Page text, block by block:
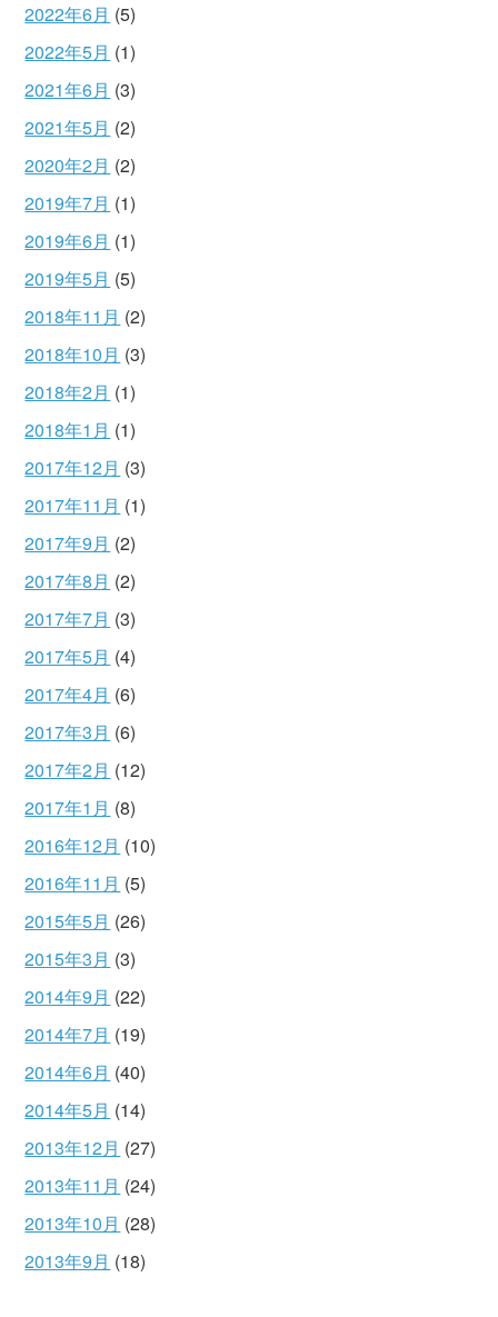
2022年6月 (5)
2022年5月 (1)
2021年6月 (3)
2021年5月 (2)
2020年2月 (2)
2019年7月 (1)
2019年6月 (1)
2019年5月 (5)
2018年11月 (2)
2018年10月 (3)
2018年2月 (1)
2018年1月 (1)
2017年12月 (3)
2017年11月 (1)
2017年9月 (2)
2017年8月 (2)
2017年7月 (3)
2017年5月 (4)
2017年4月 (6)
2017年3月 (6)
2017年2月 (12)
2017年1月 (8)
2016年12月 (10)
2016年11月 (5)
2015年5月 (26)
2015年3月 (3)
2014年9月 (22)
2014年7月 (19)
2014年6月 (40)
2014年5月 (14)
2013年12月 (27)
2013年11月 (24)
2013年10月 (28)
2013年9月 (18)